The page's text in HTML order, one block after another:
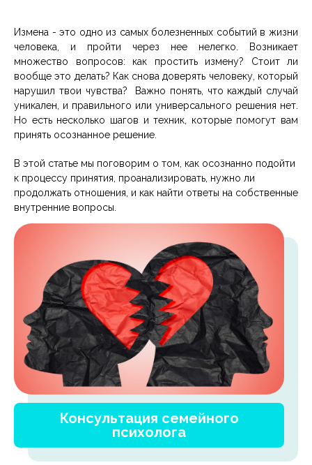
Измена - это одно из самых болезненных событий в жизни
человека, и пройти через нее нелегко. Возникает
множество вопросов: как простить измену? Стоит ли
вообще это делать? Как снова доверять человеку, который
нарушил твои чувства? Важно понять, что каждый случай
уникален, и правильного или универсального решения нет.
Но есть несколько шагов и техник, которые помогут вам
принять осознанное решение.
В этой статье мы поговорим о том, как осознанно подойти
к процессу принятия, проанализировать, нужно ли
продолжать отношения, и как найти ответы на собственные
внутренние вопросы.
Консультация семейного
психолога